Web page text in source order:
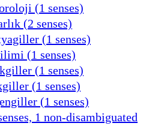
(1 senses)
(2 senses)
(1 senses)
(1 senses)
(1 senses)
(1 senses)
(1 senses)
1 non-disambiguated